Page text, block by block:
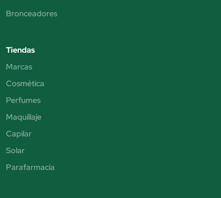
Bronceadores
Tiendas
Marcas
Cosmética
Perfumes
Maquillaje
Capilar
Solar
Parafarmacia